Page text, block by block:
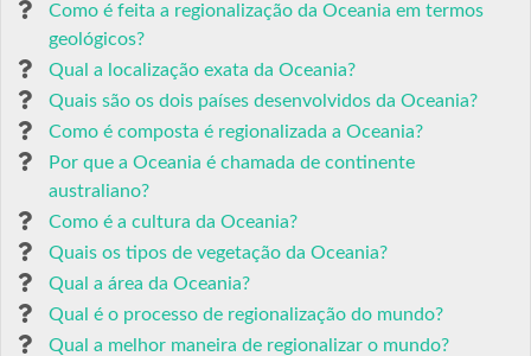
Como é feita a regionalização da Oceania em termos
geológicos?
Qual a localização exata da Oceania?
Quais são os dois países desenvolvidos da Oceania?
Como é composta é regionalizada a Oceania?
Por que a Oceania é chamada de continente
australiano?
Como é a cultura da Oceania?
Quais os tipos de vegetação da Oceania?
Qual a área da Oceania?
Qual é o processo de regionalização do mundo?
Qual a melhor maneira de regionalizar o mundo?